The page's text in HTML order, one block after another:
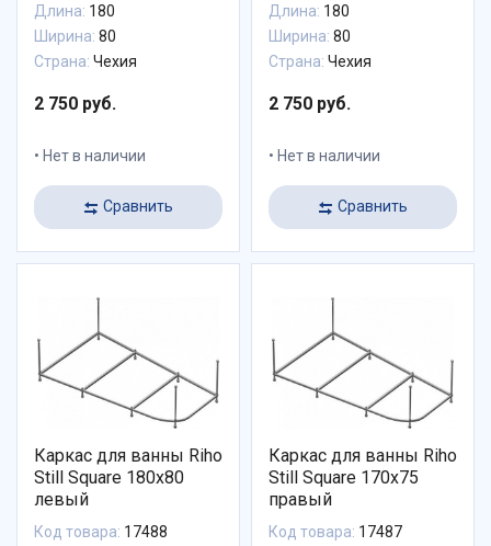
Длина: 180
Ширина: 80
Страна: Чехия
2 750 руб.
Нет в наличии
Сравнить
Длина: 180
Ширина: 80
Страна: Чехия
2 750 руб.
Нет в наличии
Сравнить
Каркас для ванны Riho
Still Square 180x80
левый
Код товара: 17488
Каркас для ванны Riho
Still Square 170x75
правый
Код товара: 17487